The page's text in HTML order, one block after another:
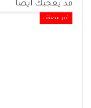
قد يعجبك ايضا
غير مصنف